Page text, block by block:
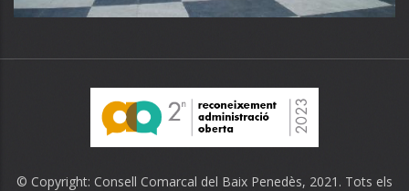
© Copyright: Consell Comarcal del Baix Penedès, 2021. Tots els